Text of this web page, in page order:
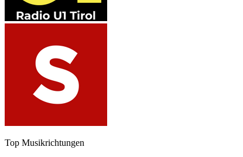
Top Musikrichtungen